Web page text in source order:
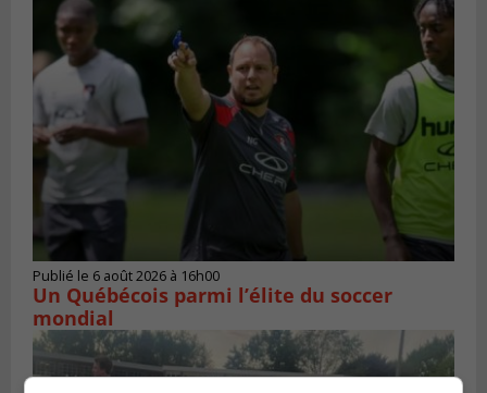
Publié le 6 août 2026 à 16h00
Un Québécois parmi l’élite du soccer
mondial